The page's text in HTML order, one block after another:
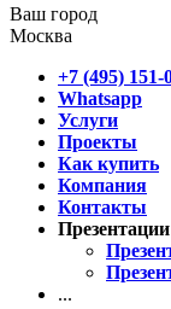
Ваш город
Москва
+7 (495) 151-
Whatsapp
Услуги
Проекты
Как купить
Компания
Контакты
Презентации
...